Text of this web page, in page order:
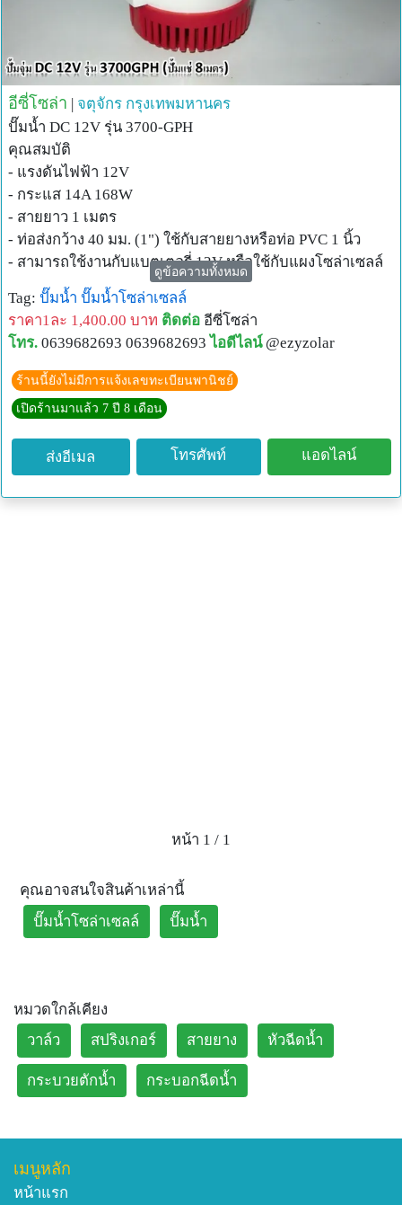
อีซี่โซล่า | จตุจักร กรุงเทพมหานคร
ปั๊มน้ำ DC 12V รุ่น 3700-GPH
คุณสมบัติ
- แรงดันไฟฟ้า 12V
- กระแส 14A 168W
- สายยาว 1 เมตร
- ท่อส่งกว้าง 40 มม. (1") ใช้กับสายยางหรือท่อ PVC 1 นิ้ว
- สามารถใช้งานกับแบตเตอรี่ 12V หรือใช้กับแผงโซล่าเซลล์
ไม่ต่ำกว่า 180W 12V หรือ 18V
- อัตราการไหลสูงสุด 14,000 ลิตร/ชม.
- ระดับน้ำสูงสุด 8 เมตร (คิดที่ไม่มีอัตราสูญเสียเกิดขึ้นใน
ระบบ)
***ถ้าจะต่อกับไฟบ้านแนะนำให้ใช้หม้อแปลงไฟ 220V 12V
5A ขึ้นไป***
หมายเหตุ : สินค้ารับประกัน 3 เดือน ยกเว้น** ไหม้ ช็อต ต่อ
ตรงกับโซล่าเซลล์ ต่อกับหม้อแปลงไฟฟ้า น้ำเข้าสายไฟ น้ำ
โคลนหรือสิ่งสกปรกต่างๆ
ประมาณ 1,000-2,000 ชม. หรือมากกว่าขึ้นอยู่กับรอบการ
---------------------------------------
ช่องทางสั่งซื้อสินค้า
1.Inbox
4.Facebook : โคมไฟโซล่าเซลล์ราคาส่ง - ร้านอีซี่โซ
ล่า/Ezyzolar
---------------------------------------
รูปแบบการสั่งซื้อสินค้า มี 2 รูปแบบ
1.ชำระเงินแบบเก็บเงินปลายทาง
**ดูรีวิวเพิ่มเติมได้ที่ Facebook : โคมไฟโซล่าเซลล์ราคาส่ง -
ร้านอีซี่โซล่า/Ezyzolar
ดูข้อความทั้งหมด
Tag: ปั๊มน้ำ ปั๊มน้ำโซล่าเซลล์
ราคา1ละ 1,400.00 บาท ติดต่อ อีซี่โซล่า
โทร. 0639682693 0639682693 ไอดีไลน์ @ezyzolar
ร้านนี้ยังไม่มีการแจ้งเลขทะเบียนพานิชย์
เปิดร้านมาแล้ว 7 ปี 8 เดือน
ส่งอีเมล โทรศัพท์ แอดไลน์
หน้า 1 / 1
คุณอาจสนใจสินค้าเหล่านี้
ปั๊มน้ำโซล่าเซลล์
ปั๊มน้ำ
หมวดใกล้เคียง
วาล์ว
สปริงเกอร์ สายยาง หัวฉีดน้ำ
กระบวยตักน้ำ กระบอกฉีดน้ำ
เมนูหลัก
หน้าแรก